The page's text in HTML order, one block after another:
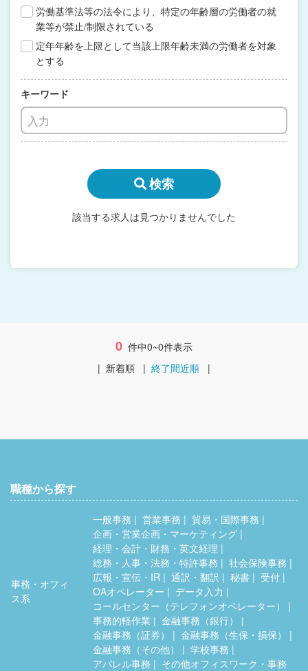
労働基準法等の法令により、特定の年齢層の労働者の就
業等が禁止/制限されている
定年年齢を上限として当該上限年齢未満の労働者を対象
とする
キーワード
検索
該当する求人は見つかりませんでした
0 件中0~0件表示
| 新着順 | 終了間近順 |
職種から探す
事務・オフィ
ス系
一般事務 営業事務
貿易・国際事務
企画・営業企画・マーケティング
経理・会計・財務・英文経理
総務・人事・法務・特許事務
社会保険事務
広報・宣伝・IR
通訳・翻訳 秘書
受付
OAオペレーター
データ入力
コールセンター（テレフォンオペレーター）
事務的軽作業
金融事務（銀行）
金融事務（証券）
金融事務（生保・損保）
金融事務（その他）
学校事務
アパレル事務
その他オフィスワーク・事務